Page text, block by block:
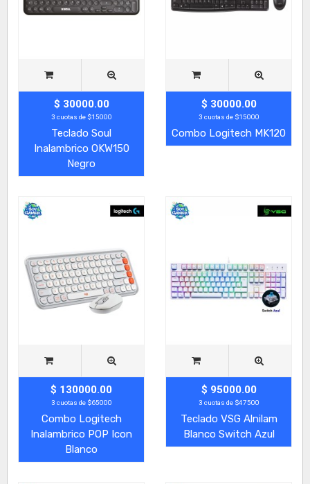
$ 30000.00
3 cuotas de $15000
Teclado Soul
Inalambrico OKW150
Negro
$ 30000.00
3 cuotas de $15000
Combo Logitech MK120
$ 130000.00
3 cuotas de $65000
Combo Logitech
Inalambrico POP Icon
Blanco
$ 95000.00
3 cuotas de $47500
Teclado VSG Alnilam
Blanco Switch Azul